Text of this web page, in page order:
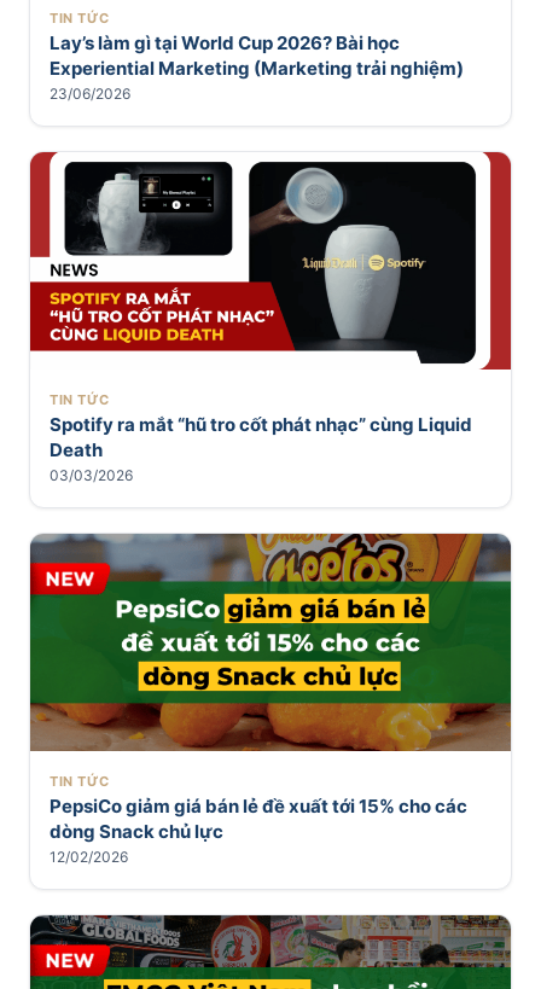
TIN TỨC
Lay’s làm gì tại World Cup 2026? Bài học
Experiential Marketing (Marketing trải nghiệm)
23/06/2026
TIN TỨC
Spotify ra mắt “hũ tro cốt phát nhạc” cùng Liquid
Death
03/03/2026
TIN TỨC
PepsiCo giảm giá bán lẻ đề xuất tới 15% cho các
dòng Snack chủ lực
12/02/2026